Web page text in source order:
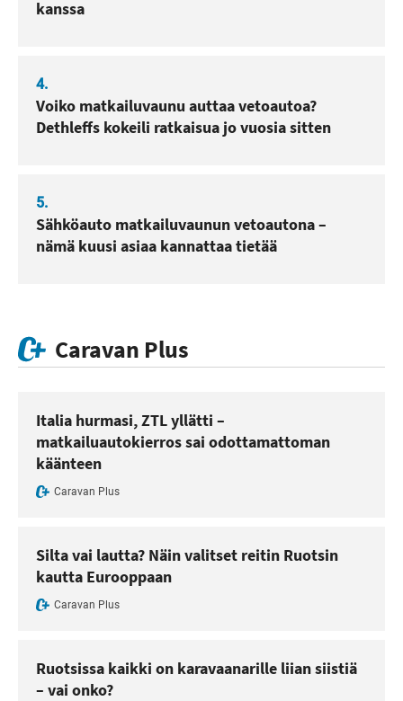
kanssa
4.
Voiko matkailuvaunu auttaa vetoautoa?
Dethleffs kokeili ratkaisua jo vuosia sitten
5.
Sähköauto matkailuvaunun vetoautona –
nämä kuusi asiaa kannattaa tietää
Caravan Plus
Italia hurmasi, ZTL yllätti –
matkailuautokierros sai odottamattoman
käänteen
Caravan Plus
Silta vai lautta? Näin valitset reitin Ruotsin
kautta Eurooppaan
Caravan Plus
Ruotsissa kaikki on karavaanarille liian siistiä
– vai onko?